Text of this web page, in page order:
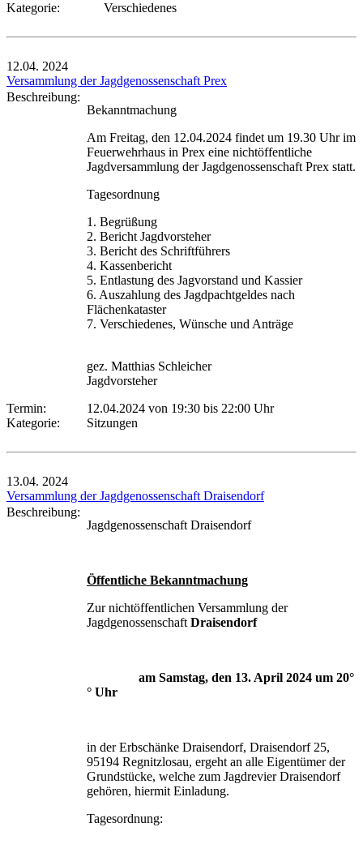
Kategorie: Verschiedenes
12.04. 2024
Versammlung der Jagdgenossenschaft Prex
Beschreibung:
Bekanntmachung
Am Freitag, den 12.04.2024 findet um 19.30 Uhr im
Feuerwehrhaus in Prex eine nichtöffentliche
Jagdversammlung der Jagdgenossenschaft Prex statt.
Tagesordnung
1. Begrüßung
2. Bericht Jagdvorsteher
3. Bericht des Schriftführers
4. Kassenbericht
5. Entlastung des Jagvorstand und Kassier
6. Auszahlung des Jagdpachtgeldes nach
Flächenkataster
7. Verschiedenes, Wünsche und Anträge
gez. Matthias Schleicher
Jagdvorsteher
Termin:
12.04.2024 von 19:30 bis 22:00 Uhr
Kategorie:
Sitzungen
13.04. 2024
Versammlung der Jagdgenossenschaft Draisendorf
Beschreibung:
Jagdgenossenschaft Draisendorf
Öffentliche Bekanntmachung
Zur nichtöffentlichen Versammlung der
Jagdgenossenschaft Draisendorf
am Samstag, den 13. April 2024 um 20°
° Uhr
in der Erbschänke Draisendorf, Draisendorf 25,
95194 Regnitzlosau, ergeht an alle Eigentümer der
Grundstücke, welche zum Jagdrevier Draisendorf
gehören, hiermit Einladung.
Tagesordnung: